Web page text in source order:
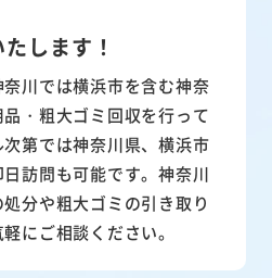
たします！
川では横浜市を含む神奈
・粗大ゴミ回収を行って
第では神奈川県、横浜市
訪問も可能です。神奈川
分や粗大ゴミの引き取り
にご相談ください。